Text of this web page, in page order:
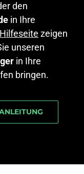
den
in Ihre
Hilfeseite zeigen
unseren
in Ihre
bringen.